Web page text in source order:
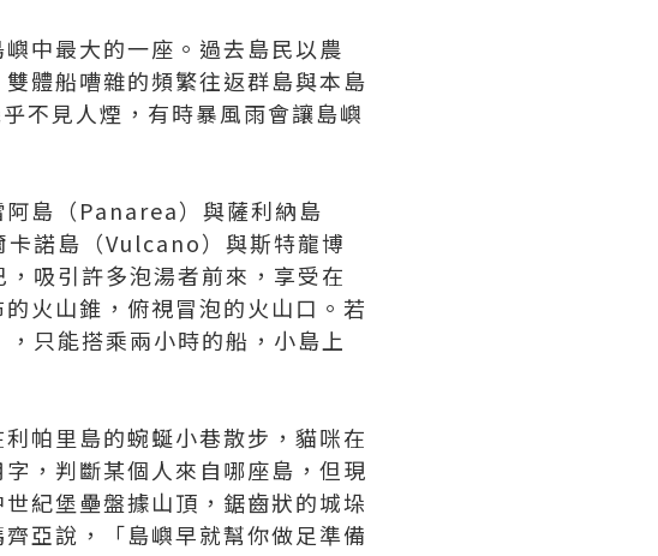
中最大的一座。過去島民以農
體船嘈雜的頻繁往返群島與本島
不見人煙，有時暴風雨會讓島嶼
島（Panarea）與薩利納島
卡諾島（Vulcano）與斯特龍博
吸引許多泡湯者前來，享受在
火山錐，俯視冒泡的火山口。若
只能搭乘兩小時的船，小島上
帕里島的蜿蜒小巷散步，貓咪在
，判斷某個人來自哪座島，但現
紀堡壘盤據山頂，鋸齒狀的城垛
亞說，「島嶼早就幫你做足準備